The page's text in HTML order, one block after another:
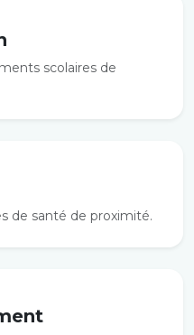
scolaires de
de santé de proximité.